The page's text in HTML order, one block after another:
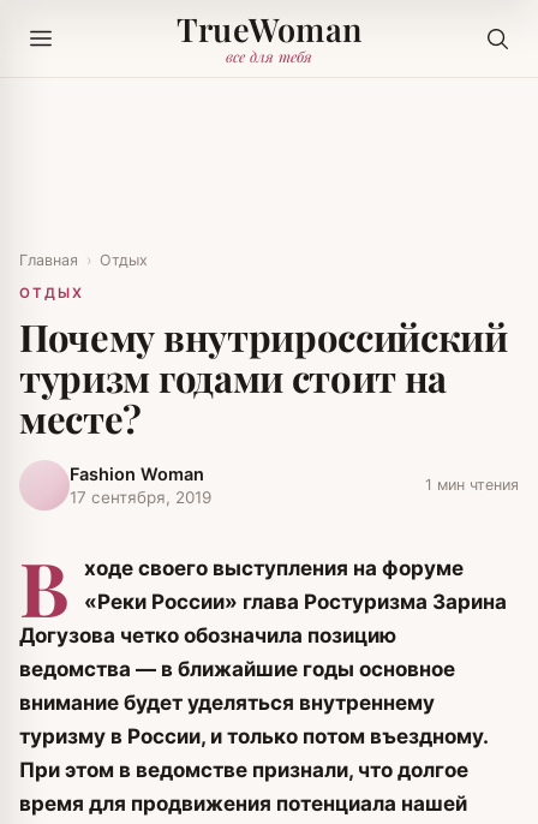
TrueWoman
все для тебя
Главная › Отдых
ОТДЫХ
Почему внутрироссийский
туризм годами стоит на
месте?
Fashion Woman
17 сентября, 2019
1 мин чтения
В
ходе своего выступления на форуме
«Реки России» глава Ростуризма Зарина
Догузова четко обозначила позицию
ведомства — в ближайшие годы основное
внимание будет уделяться внутреннему
туризму в России, и только потом въездному.
При этом в ведомстве признали, что долгое
время для продвижения потенциала нашей